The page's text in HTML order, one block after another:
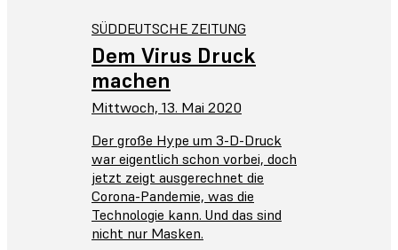
SÜDDEUTSCHE ZEITUNG‎
Dem Virus Druck
machen
Mittwoch, 13. Mai 2020
Der große Hype um 3-D-Druck
war eigentlich schon vorbei, doch
jetzt zeigt ausgerechnet die
Corona-Pandemie, was die
Technologie kann. Und das sind
nicht nur Masken.